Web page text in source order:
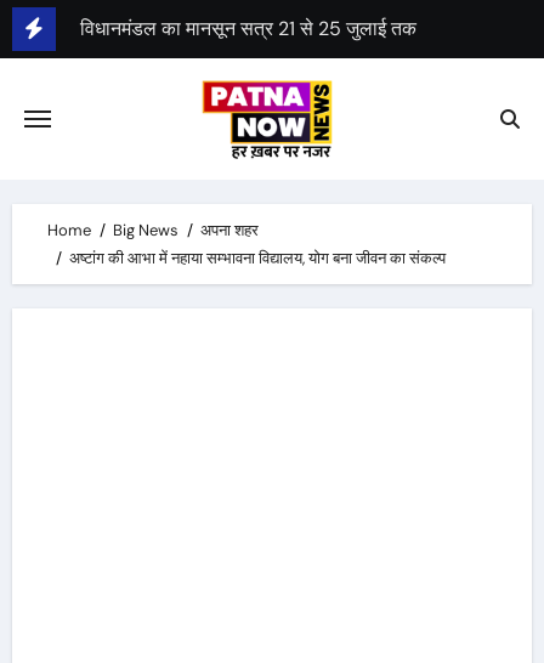
Skip
to
पटना और गोरखपुर के बीच वंदे भारत का शुभारंभ
7 घंटे में पाटलिपुत्र से गोरखपुर पहुंचेगी वंदे भारत
विधानमंडल का मानसून सत्र 21 से 25 जुलाई तक
Home Big News
अपना शहर
अष्टांग की आभा में नहाया सम्भावना विद्यालय, योग बना जीवन का संकल्प